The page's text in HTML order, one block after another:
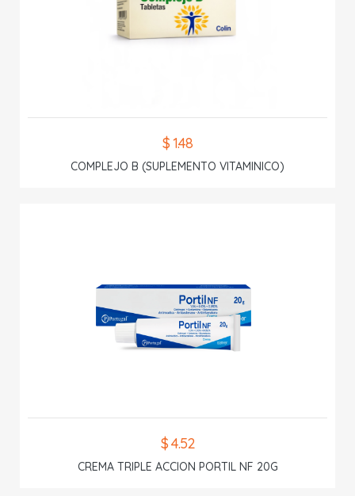
$ 1.48
COMPLEJO B (SUPLEMENTO VITAMINICO)
$ 4.52
CREMA TRIPLE ACCION PORTIL NF 20G